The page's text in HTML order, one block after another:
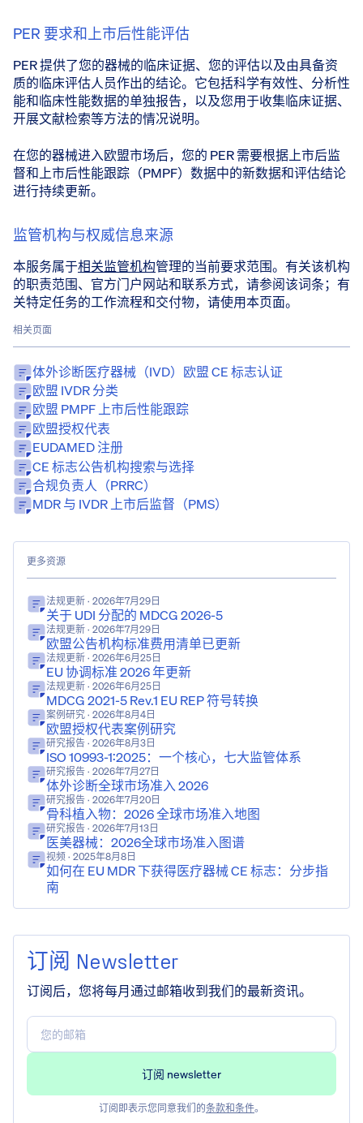
PER 要求和上市后性能评估
PER 提供了您的器械的临床证据、您的评估以及由具备资
质的临床评估人员作出的结论。它包括科学有效性、分析性
能和临床性能数据的单独报告，以及您用于收集临床证据、
开展文献检索等方法的情况说明。
在您的器械进入欧盟市场后，您的 PER 需要根据上市后监
督和上市后性能跟踪（PMPF）数据中的新数据和评估结论
进行持续更新。
监管机构与权威信息来源
本服务属于相关监管机构管理的当前要求范围。有关该机构
的职责范围、官方门户网站和联系方式，请参阅该词条；有
关特定任务的工作流程和交付物，请使用本页面。
相关页面
体外诊断医疗器械（IVD）欧盟 CE 标志认证
欧盟 IVDR 分类
欧盟 PMPF 上市后性能跟踪
欧盟授权代表
EUDAMED 注册
CE 标志公告机构搜索与选择
合规负责人（PRRC）
MDR 与 IVDR 上市后监督（PMS）
更多资源
法规更新 · 2026年7月29日
关于 UDI 分配的 MDCG 2026-5
法规更新 · 2026年7月29日
欧盟公告机构标准费用清单已更新
法规更新 · 2026年6月25日
EU 协调标准 2026 年更新
法规更新 · 2026年6月25日
MDCG 2021-5 Rev.1 EU REP 符号转换
案例研究 · 2026年8月4日
欧盟授权代表案例研究
研究报告 · 2026年8月3日
ISO 10993-1:2025：一个核心，七大监管体系
研究报告 · 2026年7月27日
体外诊断全球市场准入 2026
研究报告 · 2026年7月20日
骨科植入物：2026 全球市场准入地图
研究报告 · 2026年7月13日
医美器械：2026全球市场准入图谱
视频 · 2025年8月8日
如何在 EU MDR 下获得医疗器械 CE 标志：分步指
南
订阅 Newsletter
订阅后，您将每月通过邮箱收到我们的最新资讯。
订阅即表示您同意我们的条款和条件。